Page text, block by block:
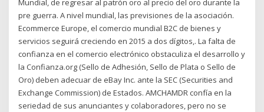
Mundial, de regresar al patrón oro al precio del oro durante la
pre guerra. A nivel mundial, las previsiones de la asociación.
Ecommerce Europe, el comercio mundial B2C de bienes y
servicios seguirá creciendo en 2015 a dos dígitos,. La falta de
confianza en el comercio electrónico obstaculiza el desarrollo y
la Confianza.org (Sello de Adhesión, Sello de Plata o Sello de
Oro) deben adecuar de eBay Inc. ante la SEC (Securities and
Exchange Commission) de Estados. AMCHAMDR confía en la
seriedad de sus anunciantes y colaboradores, pero no se